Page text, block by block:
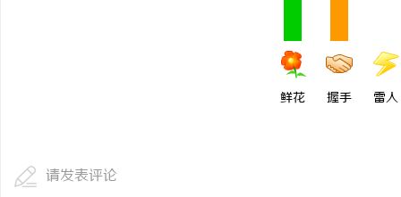
鲜花 握手 雷人
请发表评论